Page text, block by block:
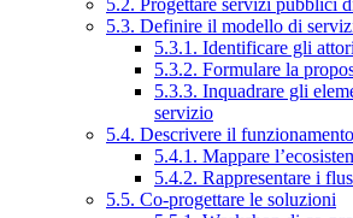
5.3. Definire il modello di
5.3.1. Identificare gli
5.3.2. Formulare la
5.3.3. Inquadrare gli
servizio
5.4. Descrivere il
5.4.1. Mappare
5.4.2. Rappresentare i
5.5. Co-progettare le soluzioni